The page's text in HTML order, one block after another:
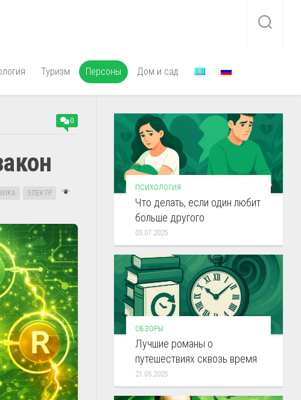
Туризм Персоны Дом и сад
0
ЭЛЕКТР
ПСИХОЛОГИЯ
Что делать, если один любит
больше другого
05.07.2025
ОБЗОРЫ
Лучшие романы о
путешествиях сквозь время
21.05.2025